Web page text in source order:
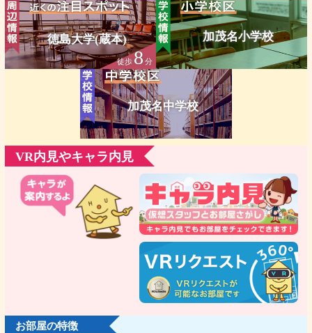
徳島大学(蔵本)
徒歩8 分
加茂名小学校
加茂名中学校
VR内見やキャラ内見
お部屋の特徴